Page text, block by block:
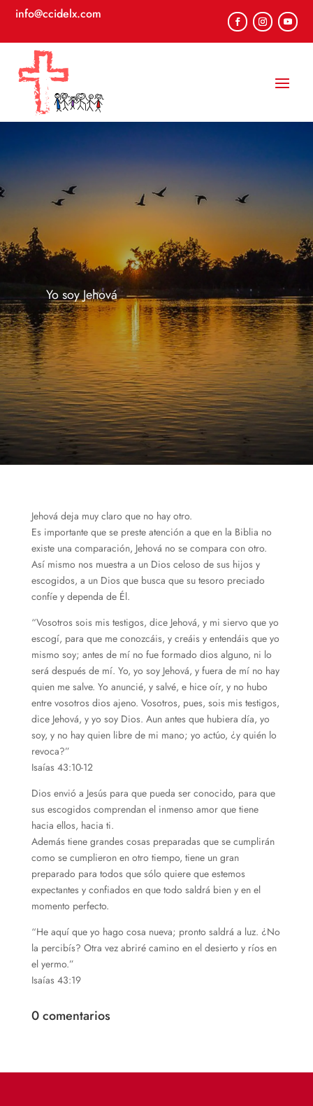
info@ccidelx.com
Yo soy Jehová
Jehová deja muy claro que no hay otro.
Es importante que se preste atención a que en la Biblia no
existe una comparación, Jehová no se compara con otro.
Así mismo nos muestra a un Dios celoso de sus hijos y
escogidos, a un Dios que busca que su tesoro preciado
confíe y dependa de Él.
“Vosotros sois mis testigos, dice Jehová, y mi siervo que yo
escogí, para que me conozcáis, y creáis y entendáis que yo
mismo soy; antes de mí no fue formado dios alguno, ni lo
será después de mí. Yo, yo soy Jehová, y fuera de mí no hay
quien me salve. Yo anuncié, y salvé, e hice oír, y no hubo
entre vosotros dios ajeno. Vosotros, pues, sois mis testigos,
dice Jehová, y yo soy Dios. Aun antes que hubiera día, yo
soy, y no hay quien libre de mi mano; yo actúo, ¿y quién lo
revoca?”
Isaías 43:10-12
Dios envió a Jesús para que pueda ser conocido, para que
sus escogidos comprendan el inmenso amor que tiene
hacia ellos, hacia ti.
Además tiene grandes cosas preparadas que se cumplirán
como se cumplieron en otro tiempo, tiene un gran
preparado para todos que sólo quiere que estemos
expectantes y confiados en que todo saldrá bien y en el
momento perfecto.
“He aquí que yo hago cosa nueva; pronto saldrá a luz. ¿No
la percibís? Otra vez abriré camino en el desierto y ríos en
el yermo.”
Isaías 43:19
0 comentarios